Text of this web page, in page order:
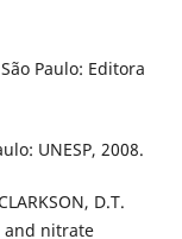
Paulo: Editora
UNESP, 2008.
D.T.
and nitrate